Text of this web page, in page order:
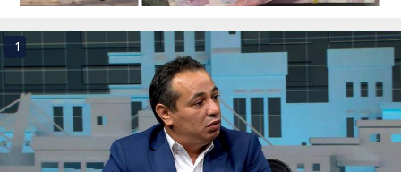
بالربع الثاني من 2026
المغارم المالية ومسؤولية بيانات
الائتمان.. فيديو
1